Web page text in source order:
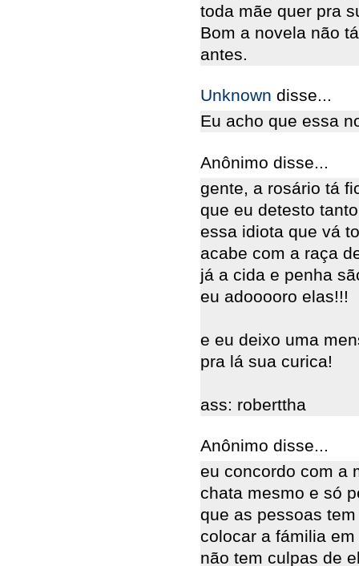
toda mãe quer pra
Bom a novela não
antes.
Unknown disse...
Eu acho que essa
Anônimo disse...
gente, a rosário tá
que eu detesto
essa idiota que vá
acabe com a raça
já a cida e penha
eu adooooro elas!!!
e eu deixo uma
pra lá sua curica!
ass: roberttha
Anônimo disse...
eu concordo com a
chata mesmo e só
que as pessoas
colocar a fámilia
não tem culpas de